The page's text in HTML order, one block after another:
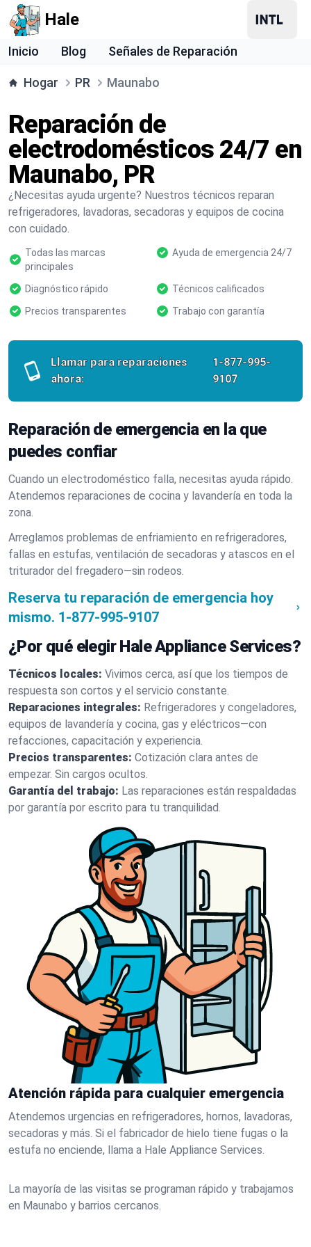
Hale
Inicio Blog Señales de Reparación
Hogar PR Maunabo
Reparación de
electrodomésticos 24/7 en
Maunabo, PR
¿Necesitas ayuda urgente? Nuestros técnicos reparan
refrigeradores, lavadoras, secadoras y equipos de cocina
con cuidado.
Todas las marcas
principales
Ayuda de emergencia 24/7
Diagnóstico rápido
Técnicos calificados
Precios transparentes
Trabajo con garantía
Llamar para reparaciones
ahora:
1-877-995-
9107
Reparación de emergencia en la que
puedes confiar
Cuando un electrodoméstico falla, necesitas ayuda rápido.
Atendemos reparaciones de cocina y lavandería en toda la
zona.
Arreglamos problemas de enfriamiento en refrigeradores,
fallas en estufas, ventilación de secadoras y atascos en el
triturador del fregadero—sin rodeos.
Reserva tu reparación de emergencia hoy
mismo. 1-877-995-9107
¿Por qué elegir Hale Appliance Services?
Técnicos locales: Vivimos cerca, así que los tiempos de
respuesta son cortos y el servicio constante.
Reparaciones integrales: Refrigeradores y congeladores,
equipos de lavandería y cocina, gas y eléctricos—con
refacciones, capacitación y experiencia.
Precios transparentes: Cotización clara antes de
empezar. Sin cargos ocultos.
Garantía del trabajo: Las reparaciones están respaldadas
por garantía por escrito para tu tranquilidad.
Atención rápida para cualquier emergencia
Atendemos urgencias en refrigeradores, hornos, lavadoras,
secadoras y más. Si el fabricador de hielo tiene fugas o la
estufa no enciende, llama a Hale Appliance Services.
La mayoría de las visitas se programan rápido y trabajamos
en Maunabo y barrios cercanos.